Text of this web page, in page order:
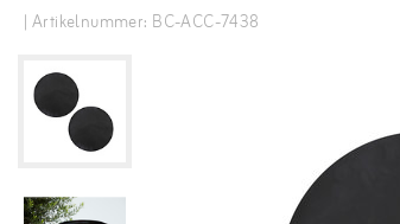
| Artikelnummer: BC-ACC-7438